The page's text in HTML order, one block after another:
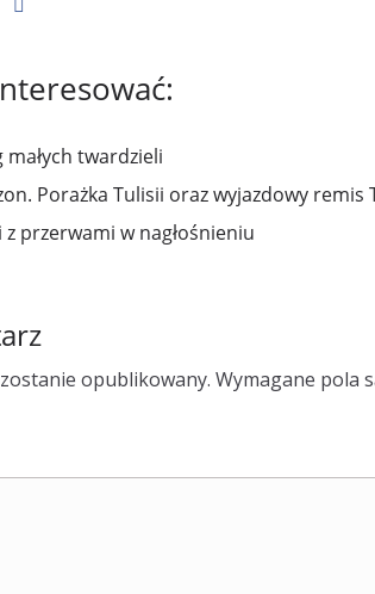
małych twardzieli
Porażka Tulisii oraz wyjazdowy remis
z przerwami w nagłośnieniu
opublikowany. Wymagane pola